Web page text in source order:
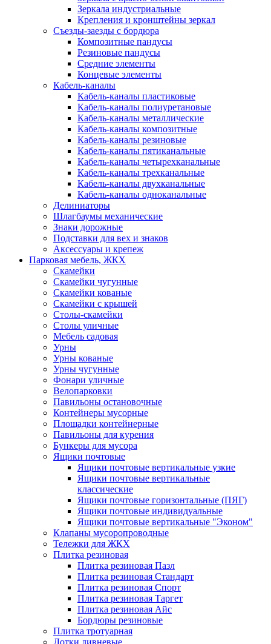
Зеркала индустриальные
Крепления и кронштейны зеркал
Съезды-заезды с бордюра
Композитные пандусы
Резиновые пандусы
Средние элементы
Концевые элементы
Кабель-каналы
Кабель-каналы пластиковые
Кабель-каналы полиуретановые
Кабель-каналы металлические
Кабель-каналы композитные
Кабель-каналы резиновые
Кабель-каналы пятиканальные
Кабель-каналы четырехканальные
Кабель-каналы трехканальные
Кабель-каналы двухканальные
Кабель-каналы одноканальные
Делиниаторы
Шлагбаумы механические
Знаки дорожные
Подставки для вех и знаков
Аксессуары и крепеж
Парковая мебель, ЖКХ
Скамейки
Скамейки чугунные
Скамейки кованые
Скамейки с крышей
Столы-скамейки
Столы уличные
Мебель садовая
Урны
Урны кованые
Урны чугунные
Фонари уличные
Велопарковки
Павильоны остановочные
Контейнеры мусорные
Площадки контейнерные
Павильоны для курения
Бункеры для мусора
Ящики почтовые
Ящики почтовые вертикальные узкие
Ящики почтовые вертикальные
классические
Ящики почтовые горизонтальные (ПЯГ)
Ящики почтовые индивидуальные
Ящики почтовые вертикальные "Эконом"
Клапаны мусоропроводные
Тележки для ЖКХ
Плитка резиновая
Плитка резиновая Пазл
Плитка резиновая Стандарт
Плитка резиновая Спорт
Плитка резиновая Таргет
Плитка резиновая Айс
Бордюры резиновые
Плитка тротуарная
Лотки ливневые